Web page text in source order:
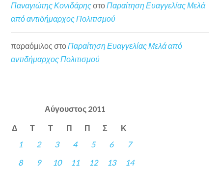
Παναγιώτης ΚονιδάρηςστοΠαραίτηση Ευαγγελίας Μελά
από αντιδήμαρχος Πολιτισμού
παραόμιλος στοΠαραίτηση Ευαγγελίας Μελά από
αντιδήμαρχος Πολιτισμού
Αύγουστος 2011
Δ Τ Τ Π Π Σ Κ
1 2 3 4 5 6
7
8
9 10 11 12 13
14